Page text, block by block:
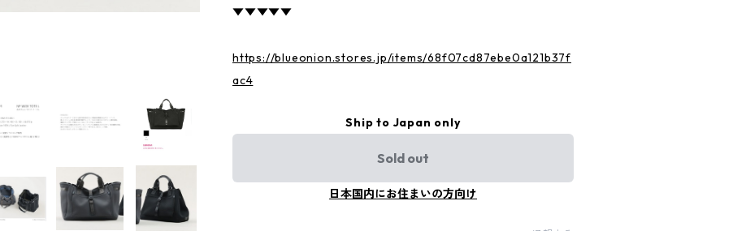
▼▼▼▼▼
https://blueonion.stores.jp/items/68f07cd87ebe0a121b37f
ac4
Ship to Japan only
Sold out
日本国内にお住まいの方向け